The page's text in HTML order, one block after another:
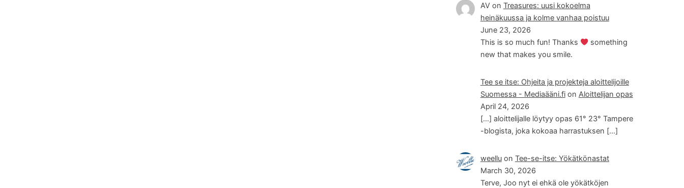
AVon Treasures: uusi kokoelma
heinäkuussa ja kolme vanhaa poistuu
June 23, 2026
This is so much fun! Thanks
something
new that makes you smile.
Tee se itse: Ohjeita ja projekteja aloittelijoille
Suomessa - Mediaääni.fion Aloittelijan opas
April 24, 2026
[…] aloittelijalle löytyy opas 61° 23° Tampere
-blogista, joka kokoaa harrastuksen […]
weelluon Tee-se-itse: Yökätkönastat
March 30, 2026
Terve, Joo nyt ei ehkä ole yökätköjen